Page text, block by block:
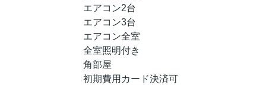
エアコン2台
エアコン3台
エアコン全室
全室照明付き
角部屋
初期費用カード決済可